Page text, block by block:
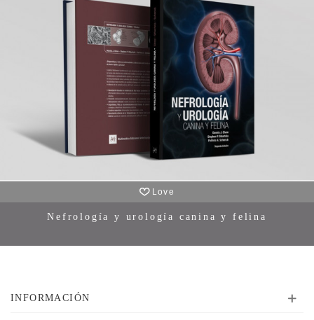
Love
Nefrologí­a y urologí­a canina y felina
INFORMACIÓN